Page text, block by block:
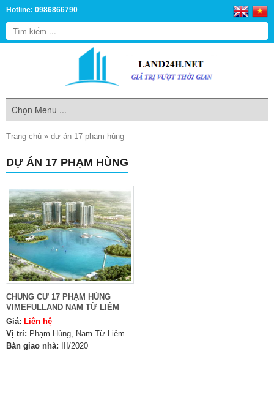
Hotline: 0986866790
Trang chủ » dự án 17 phạm hùng
DỰ ÁN 17 PHẠM HÙNG
CHUNG CƯ 17 PHẠM HÙNG
VIMEFULLAND NAM TỪ LIÊM
Giá: Liên hệ
Vị trí: Phạm Hùng, Nam Từ Liêm
Bàn giao nhà:
III/2020